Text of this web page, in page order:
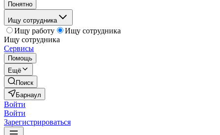
Понятно
Ищу сотрудника
Ищу работу
Ищу сотрудника
Ищу сотрудника
Сервисы
Помощь
Ещё
Поиск
Барнаул
Войти
Войти
Зарегистрироваться